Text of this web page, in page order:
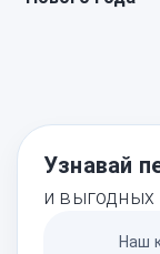
Узнавай
и выгодных
Наш